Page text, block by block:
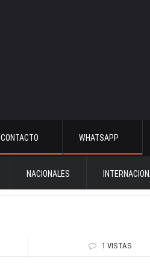
CONTACTO WHATSAPP
NACIONALES
1 VISTAS